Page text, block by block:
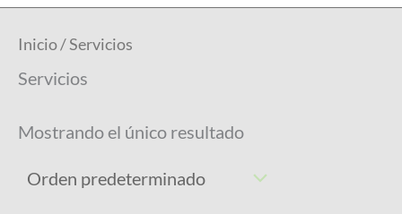
Inicio/ Servicios
Servicios
Mostrando el único resultado